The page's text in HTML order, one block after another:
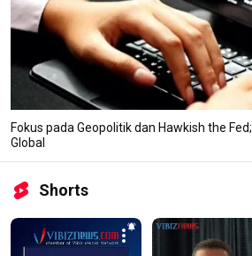
Fokus pada Geopolitik dan Hawkish the
Global
Shorts